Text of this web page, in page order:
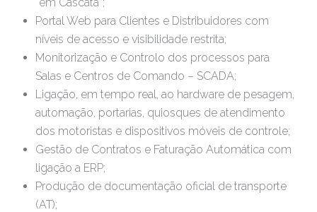
Portal Web para Clientes e Distribuidores com
níveis de acesso e visibilidade restrita;
Monitorização e Controlo dos processos para
Salas e Centros de Comando – SCADA;
Ligação, em tempo real, ao hardware de pesagem,
automação, portarias, quiosques de atendimento
dos motoristas e dispositivos móveis de controle;
Gestão de Contratos e Faturação Automática com
ligação a ERP;
Produção de documentação oficial de transporte
(AT);